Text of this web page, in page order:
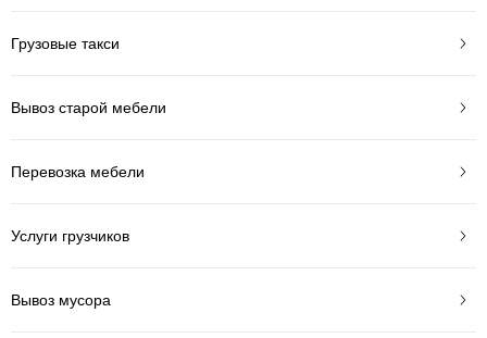
Грузовые такси
Вывоз старой мебели
Перевозка мебели
Услуги грузчиков
Вывоз мусора